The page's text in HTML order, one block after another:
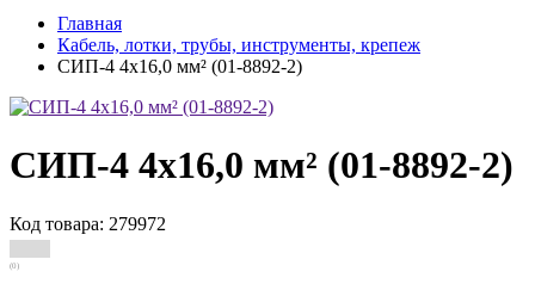
Главная
Кабель, лотки, трубы, инструменты, крепеж
СИП-4 4х16,0 мм² (01-8892-2)
СИП-4 4х16,0 мм² (01-8892-2)
Код товара: 279972
(0)